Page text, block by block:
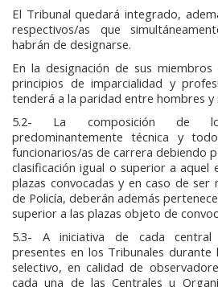
El Tribunal quedará integrado,
respectivos/as que
habrán de designarse.
En la designación de sus
principios de imparcialidad y
tenderá a la paridad entre hombres y
5.2- La composición de
predominantemente técnica y
funcionarios/as de carrera debiendo
clasificación igual o superior a aquel
plazas convocadas y en caso de ser
de Policía, deberán además
superior a las plazas objeto de
5.3- A iniciativa de cada central
presentes en los Tribunales
selectivo, en calidad de
cada una de las Centrales u